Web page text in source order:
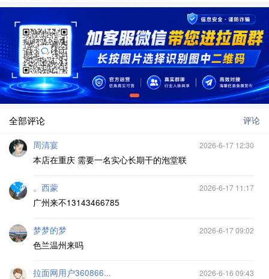
全部评论 评论
周清宴 2026-6-17 12:30
本店在重庆 需要一名实心长期干的泡堂联
。西蒙 2026-6-17 11:17
广州来不13143466785
梦梦的梦 2026-6-17 09:02
色兰温州来吗
拉面网用户360866... 2026-6-16 09:43